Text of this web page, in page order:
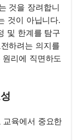
것을 장려합니
것이 아닙니다.
및 한계를 탐구
하려는 의지를
리에 직면하도
교육에서 중요한